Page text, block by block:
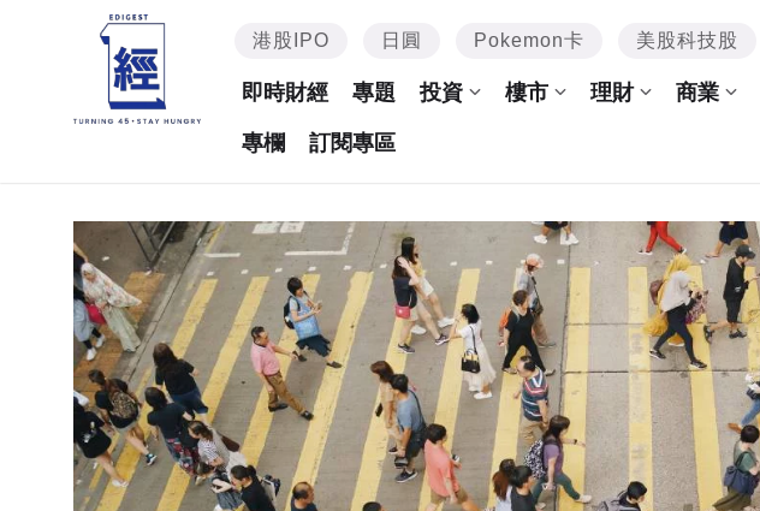
港股IPO 日圓 Pokemon卡 美股科技股
即時財經 專題 投資 樓市 理財 商業
專欄 訂閱專區